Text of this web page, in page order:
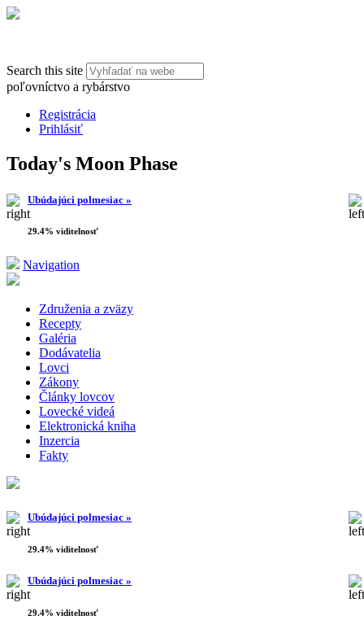
Search this site
poľovníctvo a rybárstvo
Registrácia
Prihlásiť
Today's Moon Phase
Ubúdajúci polmesiac »
29.4% viditelnosť
Navigation
Združenia a zväzy
Recepty
Galéria
Dodávatelia
Lovci
Zákony
Články lovcov
Lovecké videá
Elektronická kniha
Inzercia
Fakty
Ubúdajúci polmesiac »
29.4% viditelnosť
Ubúdajúci polmesiac »
29.4% viditelnosť